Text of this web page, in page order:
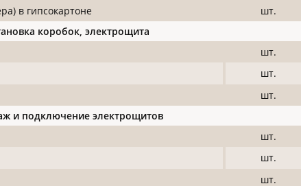
в гипсокартоне
шт.
коробок, электрощита
шт.
шт.
шт.
и подключение электрощитов
шт.
шт.
шт.